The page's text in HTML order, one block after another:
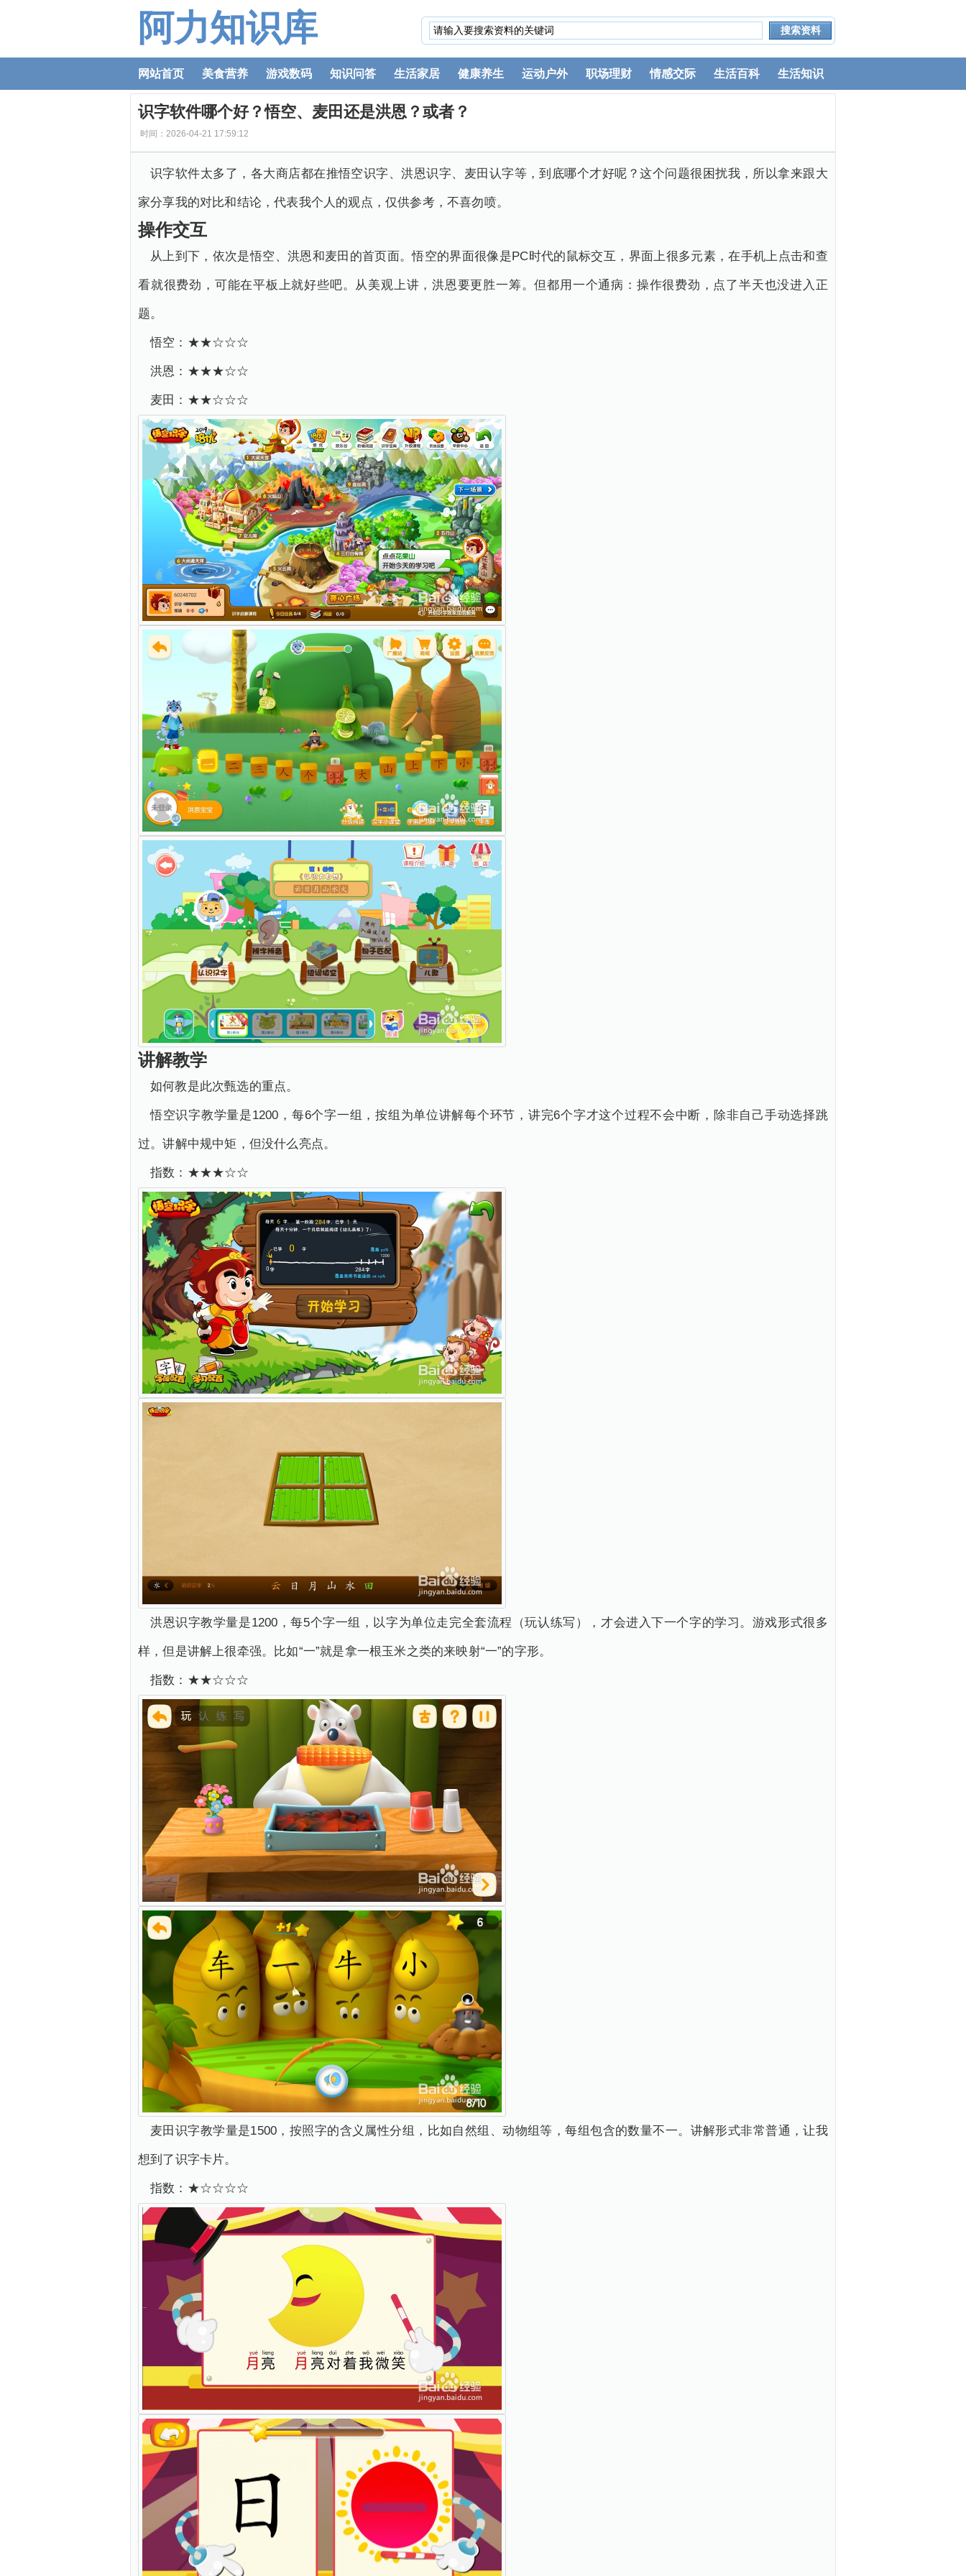
阿力知识库
网站首页 美食营养 游戏数码 知识问答 生活家居 健康养生 运动户外 职场理财 情感交际 生活百科 生活知识
识字软件哪个好？悟空、麦田还是洪恩？或者？
时间：2026-04-21 17:59:12
识字软件太多了，各大商店都在推悟空识字、洪恩识字、麦田认字等，到底哪个才好呢？这个问题很困扰我，所以拿来跟大
家分享我的对比和结论，代表我个人的观点，仅供参考，不喜勿喷。
操作交互
从上到下，依次是悟空、洪恩和麦田的首页面。悟空的界面很像是PC时代的鼠标交互，界面上很多元素，在手机上点击和查
看就很费劲，可能在平板上就好些吧。从美观上讲，洪恩要更胜一筹。但都用一个通病：操作很费劲，点了半天也没进入正
题。
悟空：★★☆☆☆
洪恩：★★★☆☆
麦田：★★☆☆☆
讲解教学
如何教是此次甄选的重点。
悟空识字教学量是1200，每6个字一组，按组为单位讲解每个环节，讲完6个字才这个过程不会中断，除非自己手动选择跳
过。讲解中规中矩，但没什么亮点。
指数：★★★☆☆
洪恩识字教学量是1200，每5个字一组，以字为单位走完全套流程（玩认练写），才会进入下一个字的学习。游戏形式很多
样，但是讲解上很牵强。比如“一”就是拿一根玉米之类的来映射“一”的字形。
指数：★★☆☆☆
麦田识字教学量是1500，按照字的含义属性分组，比如自然组、动物组等，每组包含的数量不一。讲解形式非常普通，让我
想到了识字卡片。
指数：★☆☆☆☆